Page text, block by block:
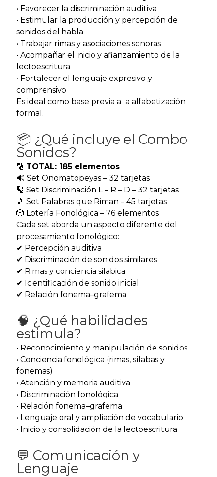
• Favorecer la discriminación auditiva
• Estimular la producción y percepción de
sonidos del habla
• Trabajar rimas y asociaciones sonoras
• Acompañar el inicio y afianzamiento de la
lectoescritura
• Fortalecer el lenguaje expresivo y
comprensivo
Es ideal como base previa a la alfabetización
formal.
📦 ¿Qué incluye el Combo
Sonidos?
🔢 TOTAL: 185 elementos
🔊 Set Onomatopeyas – 32 tarjetas
🔠 Set Discriminación L – R – D – 32 tarjetas
🎵 Set Palabras que Riman – 45 tarjetas
🎲 Lotería Fonológica – 76 elementos
Cada set aborda un aspecto diferente del
procesamiento fonológico:
✔ Percepción auditiva
✔ Discriminación de sonidos similares
✔ Rimas y conciencia silábica
✔ Identificación de sonido inicial
✔ Relación fonema–grafema
🧠 ¿Qué habilidades
estimula?
• Reconocimiento y manipulación de sonidos
• Conciencia fonológica (rimas, sílabas y
fonemas)
• Atención y memoria auditiva
• Discriminación fonológica
• Relación fonema–grafema
• Lenguaje oral y ampliación de vocabulario
• Inicio y consolidación de la lectoescritura
💬 Comunicación y
Lenguaje